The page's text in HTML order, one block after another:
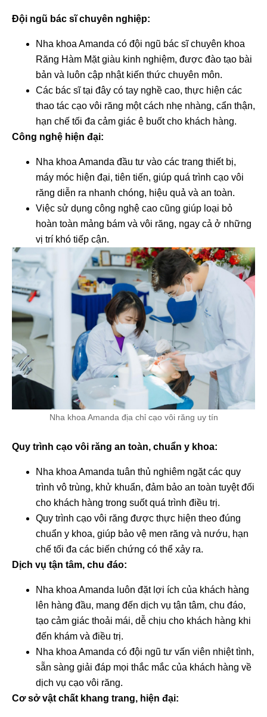
Đội ngũ bác sĩ chuyên nghiệp:
Nha khoa Amanda có đội ngũ bác sĩ chuyên khoa
Răng Hàm Mặt giàu kinh nghiệm, được đào tạo bài
bản và luôn cập nhật kiến thức chuyên môn.
Các bác sĩ tại đây có tay nghề cao, thực hiện các
thao tác cạo vôi răng một cách nhẹ nhàng, cẩn thận,
hạn chế tối đa cảm giác ê buốt cho khách hàng.
Công nghệ hiện đại:
Nha khoa Amanda đầu tư vào các trang thiết bị,
máy móc hiện đại, tiên tiến, giúp quá trình cạo vôi
răng diễn ra nhanh chóng, hiệu quả và an toàn.
Việc sử dụng công nghệ cao cũng giúp loại bỏ
hoàn toàn mảng bám và vôi răng, ngay cả ở những
vị trí khó tiếp cận.
Nha khoa Amanda địa chỉ cạo vôi răng uy tín
Quy trình cạo vôi răng an toàn, chuẩn y khoa:
Nha khoa Amanda tuân thủ nghiêm ngặt các quy
trình vô trùng, khử khuẩn, đảm bảo an toàn tuyệt đối
cho khách hàng trong suốt quá trình điều trị.
Quy trình cạo vôi răng được thực hiện theo đúng
chuẩn y khoa, giúp bảo vệ men răng và nướu, hạn
chế tối đa các biến chứng có thể xảy ra.
Dịch vụ tận tâm, chu đáo:
Nha khoa Amanda luôn đặt lợi ích của khách hàng
lên hàng đầu, mang đến dịch vụ tận tâm, chu đáo,
tạo cảm giác thoải mái, dễ chịu cho khách hàng khi
đến khám và điều trị.
Nha khoa Amanda có đội ngũ tư vấn viên nhiệt tình,
sẵn sàng giải đáp mọi thắc mắc của khách hàng về
dịch vụ cạo vôi răng.
Cơ sở vật chất khang trang, hiện đại: